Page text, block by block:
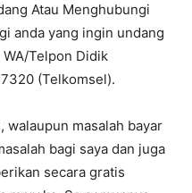
Atau Menghubungi
anda yang ingin undang
Telpon Didik
(Telkomsel).
walaupun masalah bayar
bagi saya dan juga
secara gratis